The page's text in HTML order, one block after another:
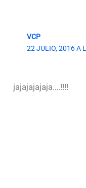
VCP
22 JULIO, 2016 A
jajajajajaja….!!!!